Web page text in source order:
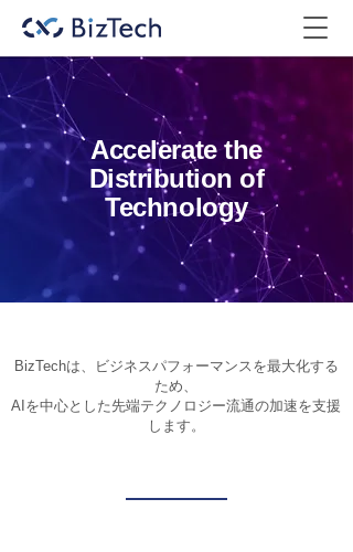
Accelerate the
Distribution of
Technology
BizTechは、ビジネスパフォーマンスを最大化する
ため、
AIを中心とした先端テクノロジー流通の加速を支援
します。